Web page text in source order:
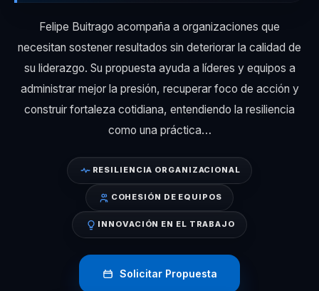
Felipe Buitrago acompaña a organizaciones que
necesitan sostener resultados sin deteriorar la calidad de
su liderazgo. Su propuesta ayuda a líderes y equipos a
administrar mejor la presión, recuperar foco de acción y
construir fortaleza cotidiana, entendiendo la resiliencia
como una práctica…
RESILIENCIA ORGANIZACIONAL
COHESIÓN DE EQUIPOS
INNOVACIÓN EN EL TRABAJO
Solicitar Propuesta